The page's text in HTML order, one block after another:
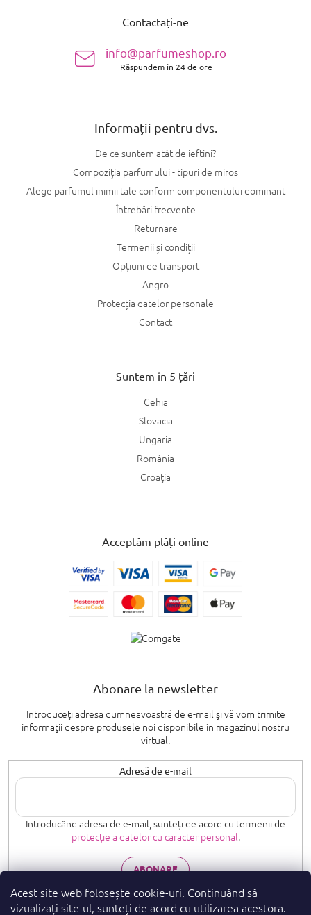
Acest site web folosește cookie-uri. Continuând să
vizualizați site-ul, sunteți de acord cu utilizarea acestora.
Contactați-ne
info@parfumeshop.ro
Răspundem în 24 de ore
Informații pentru dvs.
De ce suntem atât de ieftini?
Compoziția parfumului - tipuri de miros
Alege parfumul inimii tale conform componentului dominant
Întrebări frecvente
Returnare
Termenii și condiții
Opțiuni de transport
Angro
Protecția datelor personale
Contact
Suntem în 5 țări
Cehia
Slovacia
Ungaria
România
Croaţia
Acceptăm plăți online
Abonare la newsletter
Introduceţi adresa dumneavoastră de e-mail şi vă vom trimite
informaţii despre produsele noi disponibile în magazinul nostru
virtual.
Adresă de e-mail
Introducând adresa de e-mail, sunteți de acord cu termenii de
protecție a datelor cu caracter personal.
ABONARE